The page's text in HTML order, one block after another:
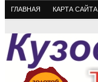
ГЛАВНАЯ КАРТА САЙТА